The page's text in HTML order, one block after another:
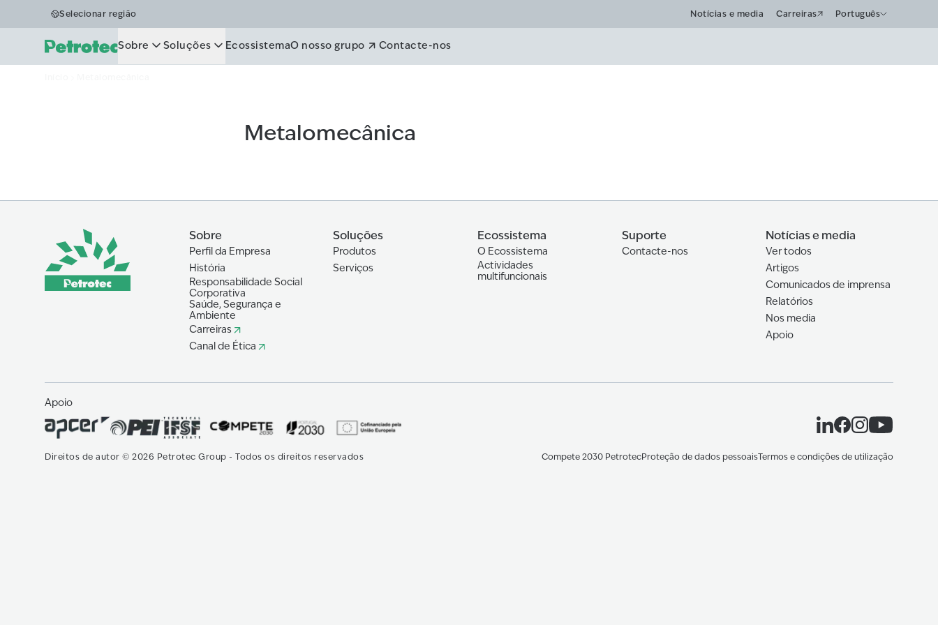
Selecionar região Notícias e media Carreiras Português
Sobre Soluções EcossistemaO nosso grupo Contacte-nos
Metalomecânica
Metalomecânica
Sobre
Perfil da Empresa
História
Responsabilidade Social
Corporativa
Saúde, Segurança e
Ambiente
Carreiras
Canal de Ética
Soluções
Produtos
Serviços
Ecossistema
O Ecossistema
Actividades
multifuncionais
Suporte
Contacte-nos
Notícias e media
Ver todos
Artigos
Comunicados de imprensa
Relatórios
Nos media
Apoio
Apoio
Direitos de autor © 2026 Petrotec Group - Todos os direitos reservados Compete 2030 PetrotecProteção de dados pessoaisTermos e condições de utilização